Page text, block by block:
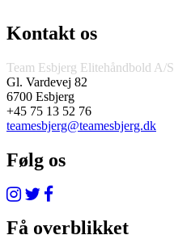
Kontakt os
Team Esbjerg Elitehåndbold A/S
Gl. Vardevej 82
6700 Esbjerg
+45 75 13 52 76
teamesbjerg@teamesbjerg.dk
Følg os
Få overblikket